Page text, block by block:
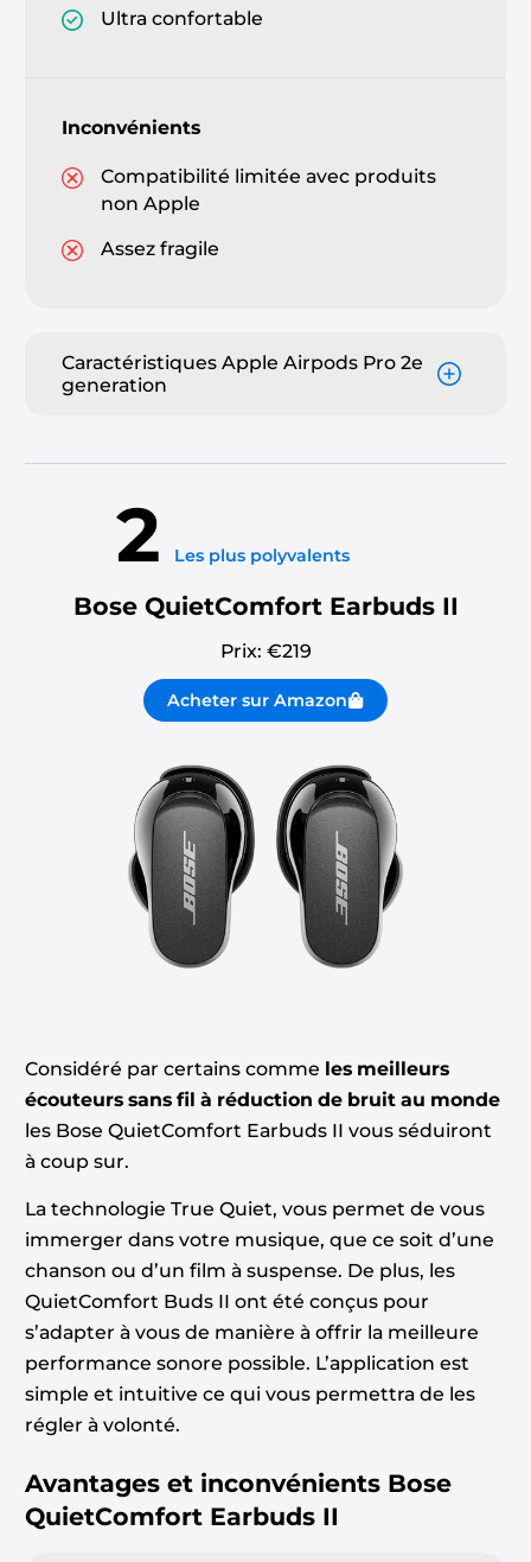
Ultra confortable
Inconvénients
Compatibilité limitée avec produits
non Apple
Assez fragile
Caractéristiques Apple Airpods Pro 2e
generation
2 Les plus polyvalents
Bose QuietComfort Earbuds II
Prix: €219
Acheter sur Amazon
Considéré par certains comme les meilleurs
écouteurs sans fil à réduction de bruit au monde
les Bose QuietComfort Earbuds II vous séduiront
à coup sur.
La technologie True Quiet, vous permet de vous
immerger dans votre musique, que ce soit d’une
chanson ou d’un film à suspense. De plus, les
QuietComfort Buds II ont été conçus pour
s’adapter à vous de manière à offrir la meilleure
performance sonore possible. L’application est
simple et intuitive ce qui vous permettra de les
régler à volonté.
Avantages et inconvénients Bose
QuietComfort Earbuds II